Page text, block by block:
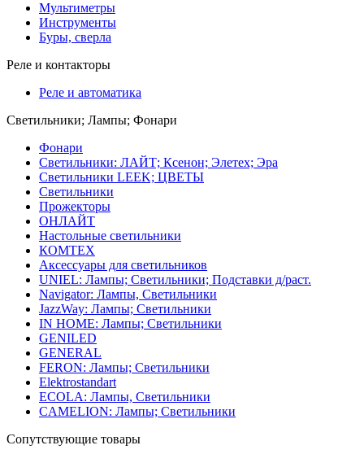
Мультиметры
Инструменты
Буры, сверла
Реле и контакторы
Реле и автоматика
Светильники; Лампы; Фонари
Фонари
Светильники: ЛАЙТ; Ксенон; Элетех; Эра
Светильники LEEK; ЦВЕТЫ
Светильники
Прожекторы
ОНЛАЙТ
Настольные светильники
КОМТЕХ
Аксессуары для светильников
UNIEL: Лампы; Светильники; Подставки д/раст.
Navigator: Лампы, Светильники
JazzWay: Лампы; Светильники
IN HOME: Лампы; Светильники
GENILED
GENERAL
FERON: Лампы; Светильники
Elektrostandart
ECOLA: Лампы, Светильники
CAMELION: Лампы; Светильники
Сопутствующие товары